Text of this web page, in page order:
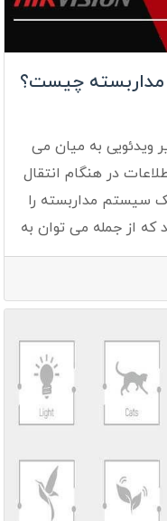
ویدئویی به میان می
در هنگام انتقال
سیستم مداربسته را
که از جمله می توان به
سازی و پهنای باند